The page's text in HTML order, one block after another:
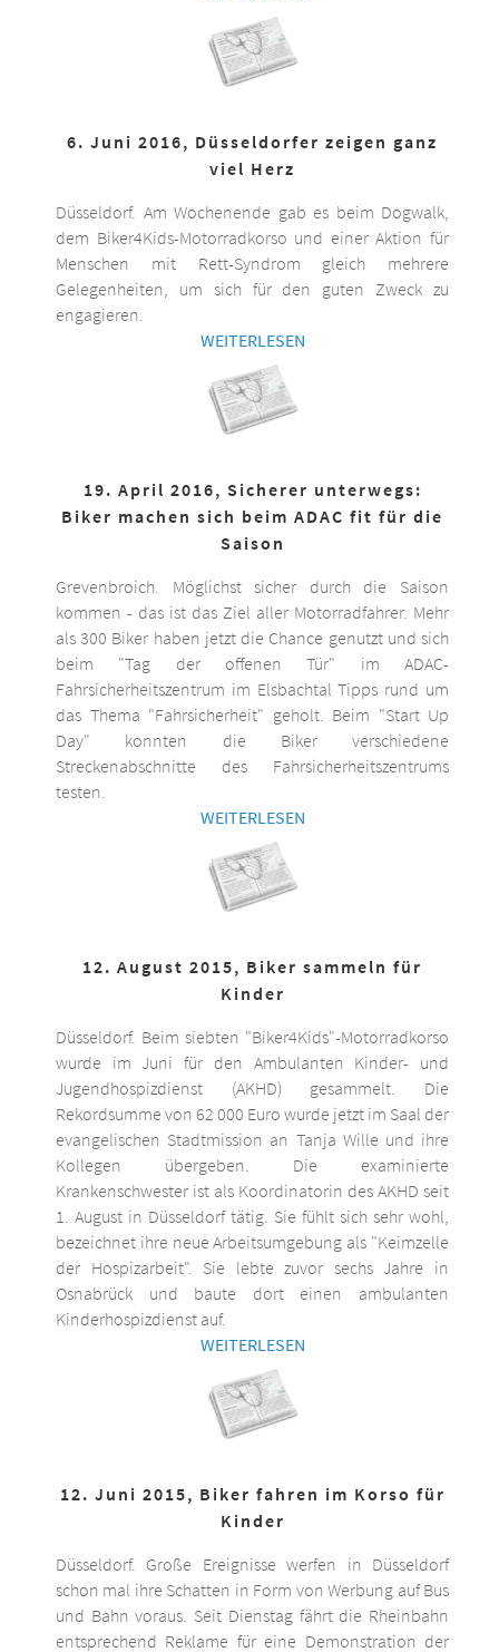
6. Juni 2016, Düsseldorfer zeigen ganz
viel Herz
Düsseldorf. Am Wochenende gab es beim Dogwalk,
dem Biker4Kids-Motorradkorso und einer Aktion für
Menschen mit Rett-Syndrom gleich mehrere
Gelegenheiten, um sich für den guten Zweck zu
engagieren.
WEITERLESEN
19. April 2016, Sicherer unterwegs:
Biker machen sich beim ADAC fit für die
Saison
Grevenbroich. Möglichst sicher durch die Saison
kommen - das ist das Ziel aller Motorradfahrer. Mehr
als 300 Biker haben jetzt die Chance genutzt und sich
beim "Tag der offenen Tür" im ADAC-
Fahrsicherheitszentrum im Elsbachtal Tipps rund um
das Thema "Fahrsicherheit" geholt. Beim "Start Up
Day" konnten die Biker verschiedene
Streckenabschnitte des Fahrsicherheitszentrums
testen.
WEITERLESEN
12. August 2015, Biker sammeln für
Kinder
Düsseldorf. Beim siebten "Biker4Kids"-Motorradkorso
wurde im Juni für den Ambulanten Kinder- und
Jugendhospizdienst (AKHD) gesammelt. Die
Rekordsumme von 62 000 Euro wurde jetzt im Saal der
evangelischen Stadtmission an Tanja Wille und ihre
Kollegen übergeben. Die examinierte
Krankenschwester ist als Koordinatorin des AKHD seit
1. August in Düsseldorf tätig. Sie fühlt sich sehr wohl,
bezeichnet ihre neue Arbeitsumgebung als "Keimzelle
der Hospizarbeit". Sie lebte zuvor sechs Jahre in
Osnabrück und baute dort einen ambulanten
Kinderhospizdienst auf.
WEITERLESEN
12. Juni 2015, Biker fahren im Korso für
Kinder
Düsseldorf. Große Ereignisse werfen in Düsseldorf
schon mal ihre Schatten in Form von Werbung auf Bus
und Bahn voraus. Seit Dienstag fährt die Rheinbahn
entsprechend Reklame für eine Demonstration der